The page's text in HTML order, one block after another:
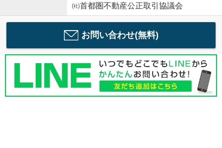
㈳首都圏不動産公正取引協議会
お問い合わせ(無料)